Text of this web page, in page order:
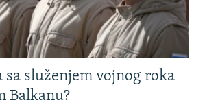
sa služenjem vojnog roka
Balkanu?